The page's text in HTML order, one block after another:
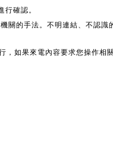
確認。
關的手法。不明連結、不認識
，如果來電內容要求您操作相